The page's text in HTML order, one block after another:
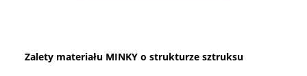
Zalety materiału MINKY o strukturze sztruksu